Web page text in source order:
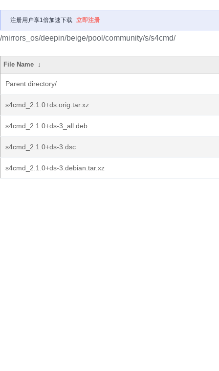
注册用户享1倍加速下载 立即注册
/mirrors_os/deepin/beige/pool/community/s/s4cmd/
File Name ↓
Parent directory/
s4cmd_2.1.0+ds.orig.tar.xz
s4cmd_2.1.0+ds-3_all.deb
s4cmd_2.1.0+ds-3.dsc
s4cmd_2.1.0+ds-3.debian.tar.xz